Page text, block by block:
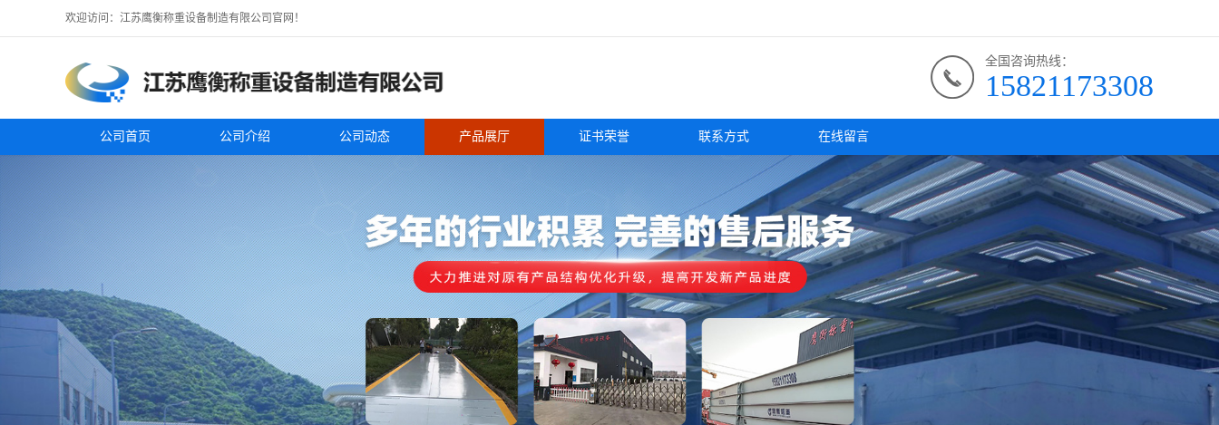
欢迎访问：江苏鹰衡称重设备制造有限公司官网！
全国咨询热线：
15821173308
公司首页 公司介绍 公司动态 产品展厅 证书荣誉 联系方式 在线留言